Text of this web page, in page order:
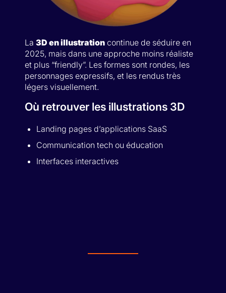
La 3D en illustration continue de séduire en
2025, mais dans une approche moins réaliste
et plus “friendly”. Les formes sont rondes, les
personnages expressifs, et les rendus très
légers visuellement.
Où retrouver les illustrations 3D
Landing pages d’applications SaaS
Communication tech ou éducation
Interfaces interactives